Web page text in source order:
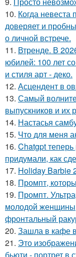
10. Когда
доверяет и
о личной встрече.
11. Втренде. В
юбилей: 100 лет
и стиля арт - деко.
12. Асцендент в
13. Самый
выпускников и их
14. Настасья
15. Что для меня
16. Chatgpt
придумали, как
17. Holiday Barbie
18. Промпт,
19. Промпт.
молодой
фронтальный
20. Зашла в кафе
21. Это